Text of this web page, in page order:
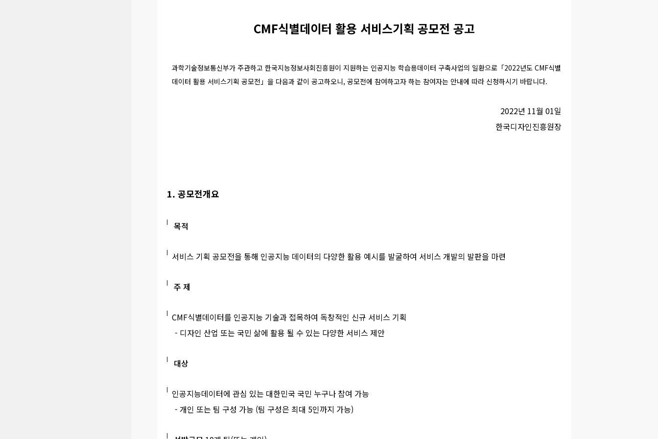
CMF식별데이터 활용 서비스기획 공모전 공고
과학기술정보통신부가 주관하고 한국지능정보사회진흥원이 지원하는 인공지능 학습용데이터 구축사업의 일환으로「2022년도 CMF식별
데이터 활용 서비스기획 공모전」을 다음과 같이 공고하오니, 공모전에 참여하고자 하는 참여자는 안내에 따라 신청하시기 바랍니다.
2022년 11월 01일
한국디자인진흥원장
1. 공모전개요
목적
서비스 기획 공모전을 통해 인공지능 데이터의 다양한 활용 예시를 발굴하여 서비스 개발의 발판을 마련
주 제
CMF식별데이터를 인공지능 기술과 접목하여 독창적인 신규 서비스 기획
- 디자인 산업 또는 국민 삶에 활용 될 수 있는 다양한 서비스 제안
대상
인공지능데이터에 관심 있는 대한민국 국민 누구나 참여 가능
- 개인 또는 팀 구성 가능 (팀 구성은 최대 5인까지 가능)